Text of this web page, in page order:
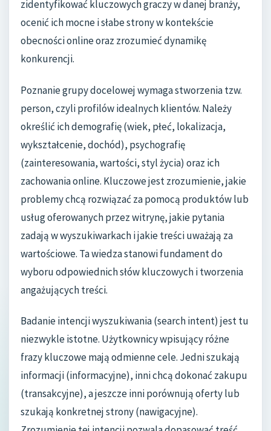
zidentyfikować kluczowych graczy w danej branży,
ocenić ich mocne i słabe strony w kontekście
obecności online oraz zrozumieć dynamikę
konkurencji.
Poznanie grupy docelowej wymaga stworzenia tzw.
person, czyli profilów idealnych klientów. Należy
określić ich demografię (wiek, płeć, lokalizacja,
wykształcenie, dochód), psychografię
(zainteresowania, wartości, styl życia) oraz ich
zachowania online. Kluczowe jest zrozumienie, jakie
problemy chcą rozwiązać za pomocą produktów lub
usług oferowanych przez witrynę, jakie pytania
zadają w wyszukiwarkach i jakie treści uważają za
wartościowe. Ta wiedza stanowi fundament do
wyboru odpowiednich słów kluczowych i tworzenia
angażujących treści.
Badanie intencji wyszukiwania (search intent) jest tu
niezwykle istotne. Użytkownicy wpisujący różne
frazy kluczowe mają odmienne cele. Jedni szukają
informacji (informacyjne), inni chcą dokonać zakupu
(transakcyjne), a jeszcze inni porównują oferty lub
szukają konkretnej strony (nawigacyjne).